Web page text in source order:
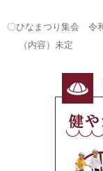
〇ひなまつり集会 令
（内容）未定